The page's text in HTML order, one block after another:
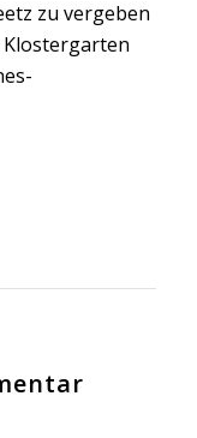
zu vergeben
Klostergarten